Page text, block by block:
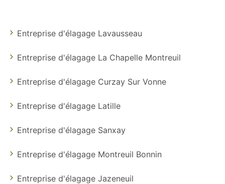
Entreprise d'élagage Lavausseau
Entreprise d'élagage La Chapelle Montreuil
Entreprise d'élagage Curzay Sur Vonne
Entreprise d'élagage Latille
Entreprise d'élagage Sanxay
Entreprise d'élagage Montreuil Bonnin
Entreprise d'élagage Jazeneuil